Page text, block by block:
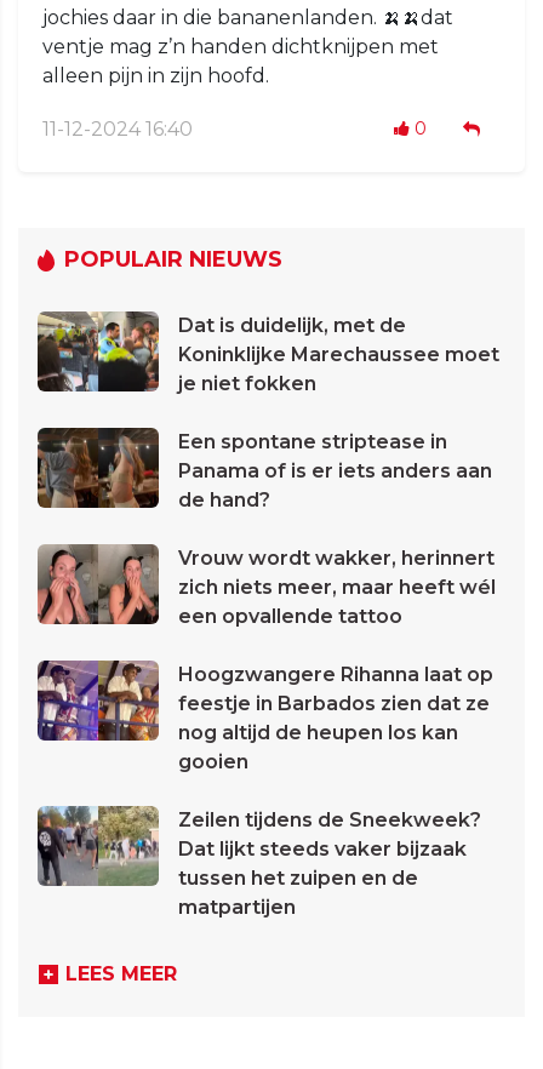
jochies daar in die bananenlanden. 🍌🍌dat
ventje mag z’n handen dichtknijpen met
alleen pijn in zijn hoofd.
11-12-2024 16:40 0
POPULAIR NIEUWS
Dat is duidelijk, met de
Koninklijke Marechaussee moet
je niet fokken
Een spontane striptease in
Panama of is er iets anders aan
de hand?
Vrouw wordt wakker, herinnert
zich niets meer, maar heeft wél
een opvallende tattoo
Hoogzwangere Rihanna laat op
feestje in Barbados zien dat ze
nog altijd de heupen los kan
gooien
Zeilen tijdens de Sneekweek?
Dat lijkt steeds vaker bijzaak
tussen het zuipen en de
matpartijen
LEES MEER